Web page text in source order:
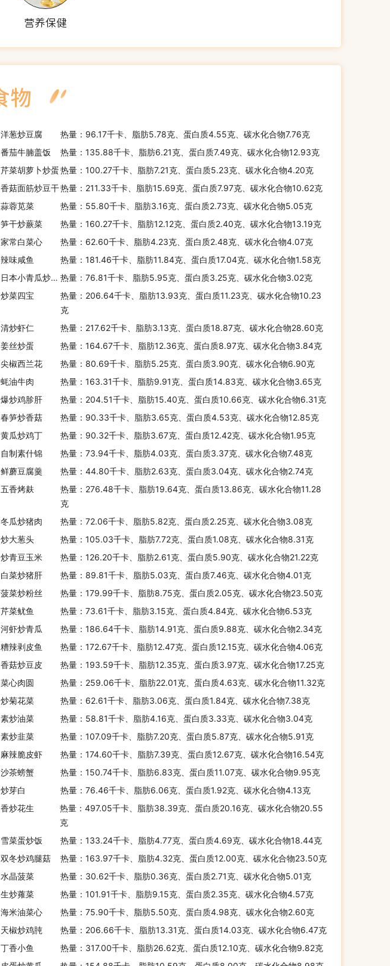
营养保健
洋葱炒豆腐
热量：96.17千卡、脂肪5.78克、蛋白质4.55克、碳水化合物7.76克
番茄牛腩盖饭
热量：135.88千卡、脂肪6.21克、蛋白质7.49克、碳水化合物12.93克
芹菜胡萝卜炒蛋热量：100.27千卡、脂肪7.21克、蛋白质5.23克、碳水化合物4.20克
香菇面筋炒豆干热量：211.33千卡、脂肪15.69克、蛋白质7.97克、碳水化合物10.62克
蒜蓉苋菜
热量：55.80千卡、脂肪3.16克、蛋白质2.73克、碳水化合物5.05克
笋干炒蕨菜
热量：160.27千卡、脂肪12.12克、蛋白质2.40克、碳水化合物13.19克
家常白菜心
热量：62.60千卡、脂肪4.23克、蛋白质2.48克、碳水化合物4.07克
辣味咸鱼
热量：181.46千卡、脂肪11.84克、蛋白质17.04克、碳水化合物1.58克
日本小青瓜炒肉丝 热量：76.81千卡、脂肪5.95克、蛋白质3.25克、碳水化合物3.02克
炒菜四宝
热量：206.64千卡、脂肪13.93克、蛋白质11.23克、碳水化合物10.23
克
清炒虾仁
热量：217.62千卡、脂肪3.13克、蛋白质18.87克、碳水化合物28.60克
姜丝炒蛋
热量：164.67千卡、脂肪12.36克、蛋白质8.97克、碳水化合物3.84克
尖椒西兰花
热量：80.69千卡、脂肪5.25克、蛋白质3.90克、碳水化合物6.90克
蚝油牛肉
热量：163.31千卡、脂肪9.91克、蛋白质14.83克、碳水化合物3.65克
爆炒鸡胗肝
热量：204.51千卡、脂肪15.40克、蛋白质10.66克、碳水化合物6.31克
春笋炒香菇
热量：90.33千卡、脂肪3.65克、蛋白质4.53克、碳水化合物12.85克
黄瓜炒鸡丁
热量：90.32千卡、脂肪3.67克、蛋白质12.42克、碳水化合物1.95克
自制素什锦
热量：73.94千卡、脂肪4.03克、蛋白质3.37克、碳水化合物7.48克
鲜蘑豆腐羹 热量：44.80千卡、脂肪2.63克、蛋白质3.04克、碳水化合物2.74克
五香烤麸
热量：276.48千卡、脂肪19.64克、蛋白质13.86克、碳水化合物11.28
克
冬瓜炒猪肉
热量：72.06千卡、脂肪5.82克、蛋白质2.25克、碳水化合物3.08克
炒大葱头
热量：105.03千卡、脂肪7.72克、蛋白质1.08克、碳水化合物8.31克
炒青豆玉米
热量：126.20千卡、脂肪2.61克、蛋白质5.90克、碳水化合物21.22克
白菜炒猪肝
热量：89.81千卡、脂肪5.03克、蛋白质7.46克、碳水化合物4.01克
菠菜炒粉丝
热量：179.99千卡、脂肪8.75克、蛋白质2.05克、碳水化合物23.50克
芹菜鱿鱼
热量：73.61千卡、脂肪3.15克、蛋白质4.84克、碳水化合物6.53克
河虾炒青瓜
热量：186.64千卡、脂肪14.91克、蛋白质9.88克、碳水化合物2.34克
糟辣剥皮鱼
热量：172.67千卡、脂肪12.47克、蛋白质12.15克、碳水化合物4.06克
香菇炒豆皮
热量：193.59千卡、脂肪12.35克、蛋白质3.97克、碳水化合物17.25克
菜心肉圆
热量：259.06千卡、脂肪22.01克、蛋白质4.63克、碳水化合物11.32克
炒菊花菜
热量：62.61千卡、脂肪3.06克、蛋白质1.84克、碳水化合物7.38克
素炒油菜
热量：58.81千卡、脂肪4.16克、蛋白质3.33克、碳水化合物3.04克
素炒韭菜
热量：107.09千卡、脂肪7.20克、蛋白质5.87克、碳水化合物5.91克
麻辣脆皮虾
热量：174.60千卡、脂肪7.39克、蛋白质12.67克、碳水化合物16.54克
沙茶螃蟹
热量：150.74千卡、脂肪6.83克、蛋白质11.07克、碳水化合物9.95克
炒芽白 热量：76.46千卡、脂肪6.06克、蛋白质1.92克、碳水化合物4.13克
香炒花生
热量：497.05千卡、脂肪38.39克、蛋白质20.16克、碳水化合物20.55
克
雪菜蛋炒饭
热量：133.24千卡、脂肪4.77克、蛋白质4.69克、碳水化合物18.44克
双冬炒鸡腿菇
热量：163.97千卡、脂肪4.32克、蛋白质12.00克、碳水化合物23.50克
水晶菠菜
热量：30.62千卡、脂肪0.36克、蛋白质2.71克、碳水化合物5.01克
生炒蕹菜
热量：101.91千卡、脂肪9.15克、蛋白质2.35克、碳水化合物4.57克
海米油菜心
热量：75.90千卡、脂肪5.50克、蛋白质4.98克、碳水化合物2.60克
天椒炒鸡肫
热量：206.66千卡、脂肪13.31克、蛋白质14.03克、碳水化合物6.47克
丁香小鱼
热量：317.00千卡、脂肪26.62克、蛋白质12.10克、碳水化合物9.82克